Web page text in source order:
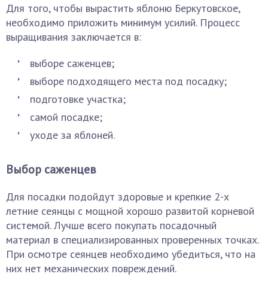
Для того, чтобы вырастить яблоню Беркутовское,
необходимо приложить минимум усилий. Процесс
выращивания заключается в:
выборе саженцев;
выборе подходящего места под посадку;
подготовке участка;
самой посадке;
уходе за яблоней.
Выбор саженцев
Для посадки подойдут здоровые и крепкие 2-х
летние сеянцы с мощной хорошо развитой корневой
системой. Лучше всего покупать посадочный
материал в специализированных проверенных точках.
При осмотре сеянцев необходимо убедиться, что на
них нет механических повреждений.